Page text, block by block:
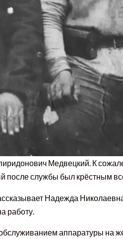
Медвецкий. К
после службы был крёстным
Надежда
работу.
аппаратуры на